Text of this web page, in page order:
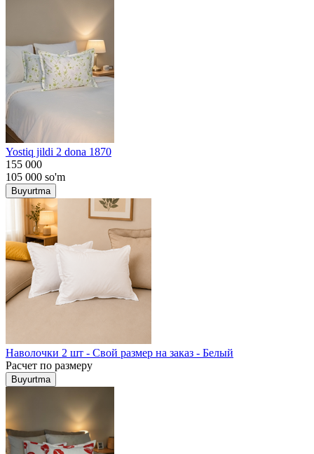
Yostiq jildi 2 dona 1870
155 000
105 000 so'm
Buyurtma
Наволочки 2 шт - Свой размер на заказ - Белый
Расчет по размеру
Buyurtma